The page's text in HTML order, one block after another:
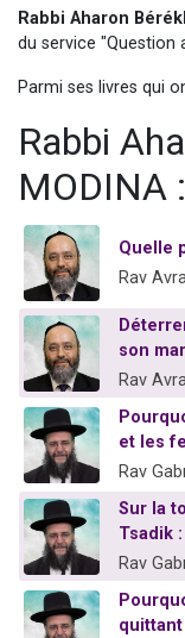
Rabbi Aharon
du service "Question
Parmi ses livres qui
Rabbi
MODINA
Quelle
Rav
son
Rav
et les
Rav
Sur la
Tsadik
Rav